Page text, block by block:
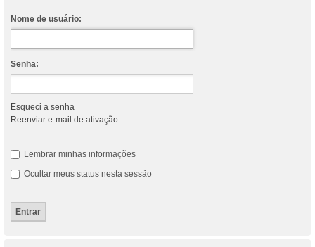
Nome de usuário:
Senha:
Esqueci a senha
Reenviar e-mail de ativação
Lembrar minhas informações
Ocultar meus status nesta sessão